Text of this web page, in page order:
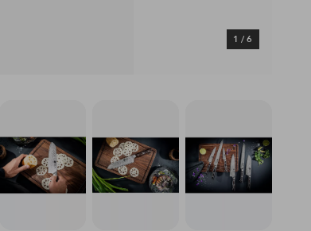
1 / 6